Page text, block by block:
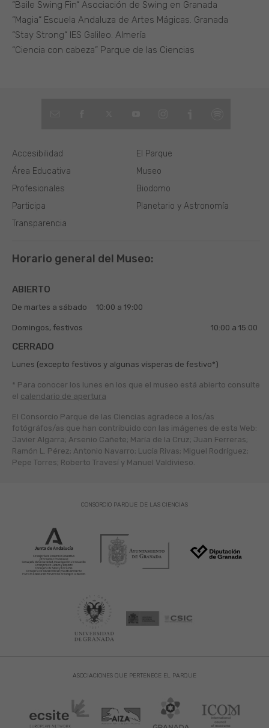
“Baile Swing Fin“ Asociación de Swing en Granada
“Magia“ Escuela Andaluza de Artes Mágicas. Granada
“Stay Strong“ IES Galileo. Almería
“Ciencia con cabeza” Parque de las Ciencias
El Parque
Museo
Biodomo
Planetario y Astronomía
Área Educativa
Profesionales
Participa
Transparencia
Accesibilidad
Horario general del Museo:
ABIERTO
De martes a sábado 10:00 a 19:00
Domingos, festivos 10:00 a 15:00
CERRADO
Lunes (excepto festivos y algunas vísperas de festivo*)
* Para conocer los lunes en los que el museo está abierto consulte
el calendario de apertura
El Consorcio Parque de las Ciencias agradece a los/as
fotógráfos/as que han contribuido con las imágenes de esta Web:
Javier Algarra; Arsenio Cañete; María de la Cruz; Juan Ferreras;
Ramón L. Pérez; Antonio Navarro; Lucía Rivas; Miguel Rodríguez;
Pepe Torres; Roberto Travesí y Manuel Valdivieso.
ASOCIACIONES QUE PERTENECE EL PARQUE
CONSORCIO PARQUE DE LAS CIENCIAS